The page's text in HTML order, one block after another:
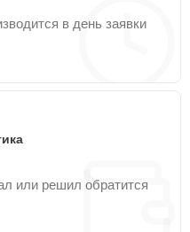
в день заявки
или решил обратится